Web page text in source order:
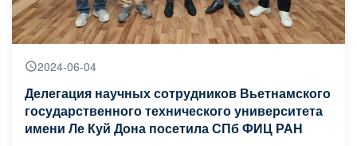
2024-06-04
Делегация научных сотрудников Вьетнамского
государственного технического университета
имени Ле Куй Дона посетила СПб ФИЦ РАН